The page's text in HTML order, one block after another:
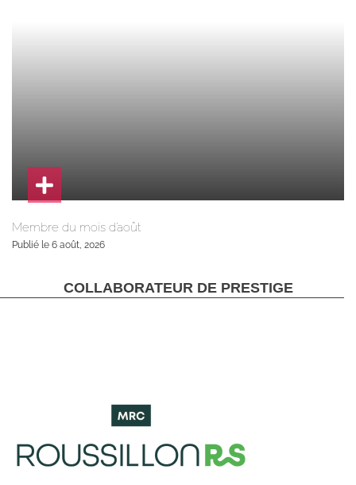
Membre du mois d’août
Publié le 6 août, 2026
COLLABORATEUR DE PRESTIGE